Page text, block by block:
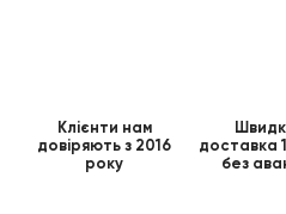
Клієнти нам
довіряють з 2016
року
доставка
без